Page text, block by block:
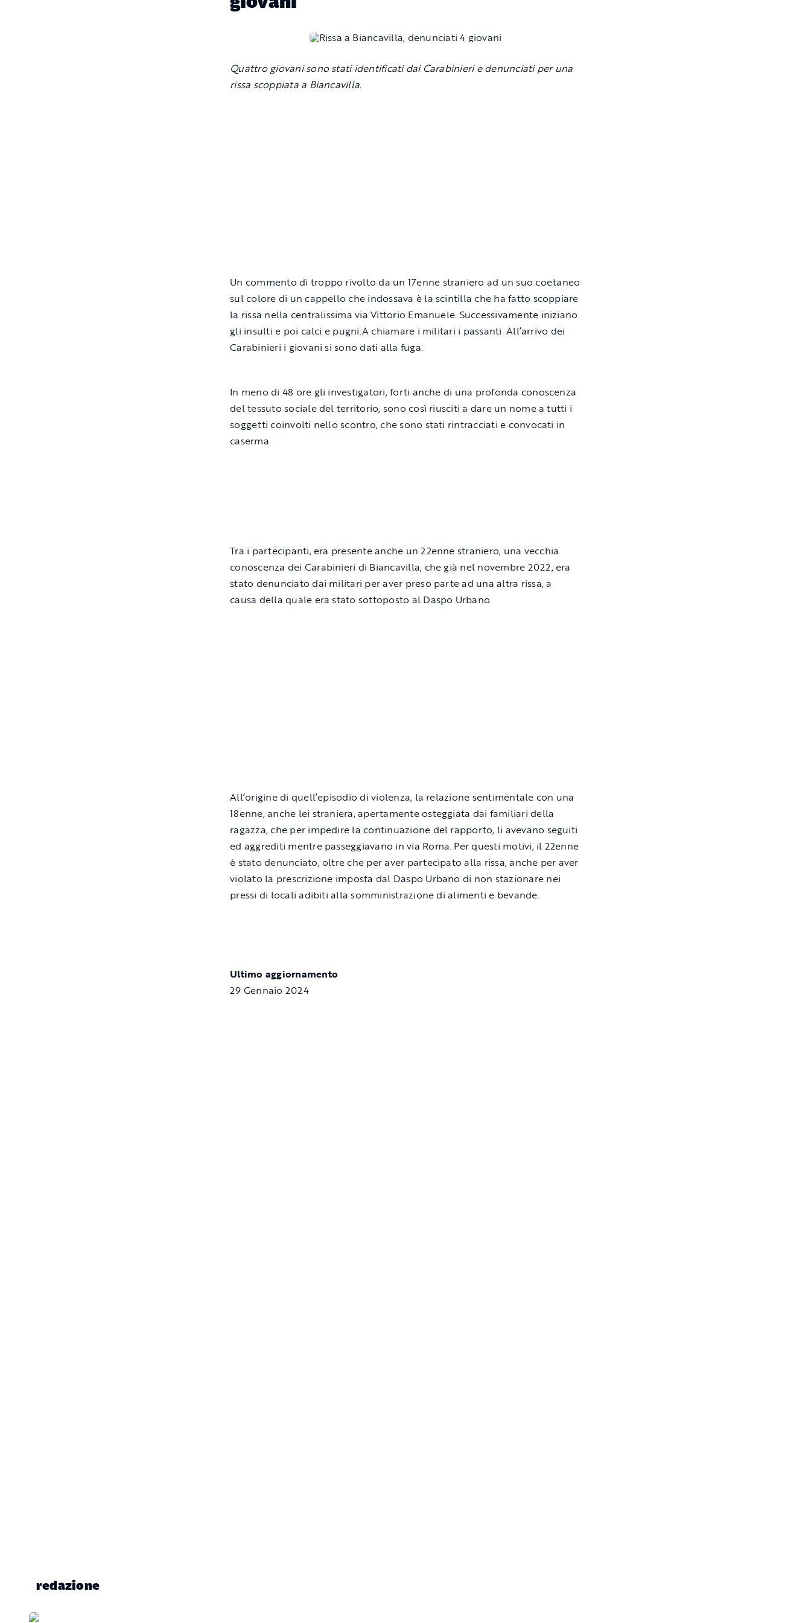
Quattro giovani sono stati identificati dai Carabinieri e denunciati per una
rissa scoppiata a Biancavilla.
Un commento di troppo rivolto da un 17enne straniero ad un suo coetaneo
sul colore di un cappello che indossava è la scintilla che ha fatto scoppiare
la rissa nella centralissima via Vittorio Emanuele. Successivamente iniziano
gli insulti e poi calci e pugni.A chiamare i militari i passanti. All’arrivo dei
Carabinieri i giovani si sono dati alla fuga.
In meno di 48 ore gli investigatori, forti anche di una profonda conoscenza
del tessuto sociale del territorio, sono così riusciti a dare un nome a tutti i
soggetti coinvolti nello scontro, che sono stati rintracciati e convocati in
caserma.
Tra i partecipanti, era presente anche un 22enne straniero, una vecchia
conoscenza dei Carabinieri di Biancavilla, che già nel novembre 2022, era
stato denunciato dai militari per aver preso parte ad una altra rissa, a
causa della quale era stato sottoposto al Daspo Urbano.
All’origine di quell’episodio di violenza, la relazione sentimentale con una
18enne, anche lei straniera, apertamente osteggiata dai familiari della
ragazza, che per impedire la continuazione del rapporto, li avevano seguiti
ed aggrediti mentre passeggiavano in via Roma. Per questi motivi, il 22enne
è stato denunciato, oltre che per aver partecipato alla rissa, anche per aver
violato la prescrizione imposta dal Daspo Urbano di non stazionare nei
pressi di locali adibiti alla somministrazione di alimenti e bevande.
Ultimo aggiornamento
29 Gennaio 2024
redazione